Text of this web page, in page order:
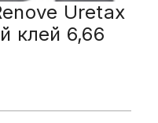
Uretax
клей 6,66